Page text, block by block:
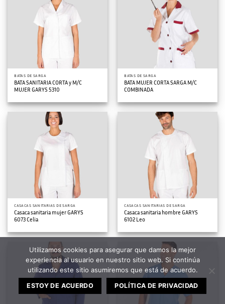
BATAS DE SARGA
BATA SANITARIA CORTA y M/C
MUJER GARYS 5310
BATAS DE SARGA
BATA MUJER CORTA SARGA M/C
COMBINADA
CASACAS SANITARIAS DE SARGA
Casaca sanitaria mujer GARYS
6073 Celia
CASACAS SANITARIAS DE SARGA
Casaca sanitaria hombre GARYS
6102 Leo
Utilizamos cookies para asegurar que damos la mejor
experiencia al usuario en nuestro sitio web. Si continúa
utilizando este sitio asumiremos que está de acuerdo.
ESTOY DE ACUERDO POLÍTICA DE PRIVACIDAD